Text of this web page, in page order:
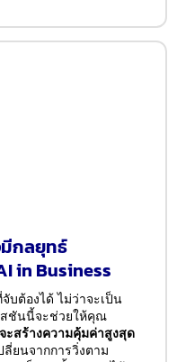
มีกลยุทธ์
in Business
บต้องได้ ไม่ว่าจะเป็น
สชันนี้จะช่วยให้คุณ
ะสร้างความคุ้มค่าสูงสุด
ลี่ยนจากการวิ่งตาม